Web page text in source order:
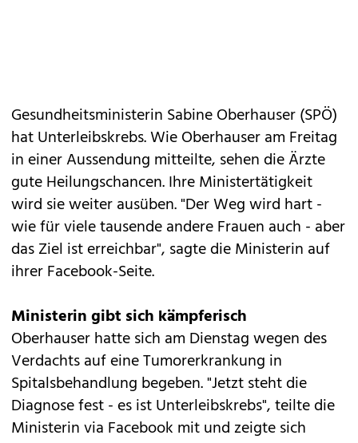
Gesundheitsministerin Sabine Oberhauser (SPÖ)
hat Unterleibskrebs. Wie Oberhauser am Freitag
in einer Aussendung mitteilte, sehen die Ärzte
gute Heilungschancen. Ihre Ministertätigkeit
wird sie weiter ausüben. "Der Weg wird hart -
wie für viele tausende andere Frauen auch - aber
das Ziel ist erreichbar", sagte die Ministerin auf
ihrer Facebook-Seite.
Ministerin gibt sich kämpferisch
Oberhauser hatte sich am Dienstag wegen des
Verdachts auf eine Tumorerkrankung in
Spitalsbehandlung begeben. "Jetzt steht die
Diagnose fest - es ist Unterleibskrebs", teilte die
Ministerin via Facebook mit und zeigte sich